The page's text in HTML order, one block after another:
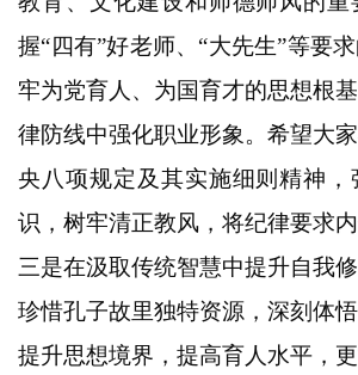
握“四有”好老师、“大先生”等要
牢为党育人、为国育才的思想根
律防线中强化职业形象。希望大
央八项规定及其实施细则精神
识，树牢清正教风，将纪律要求
三是在汲取传统智慧中提升自我
珍惜孔子故里独特资源，深刻体
提升思想境界，提高育人水平，